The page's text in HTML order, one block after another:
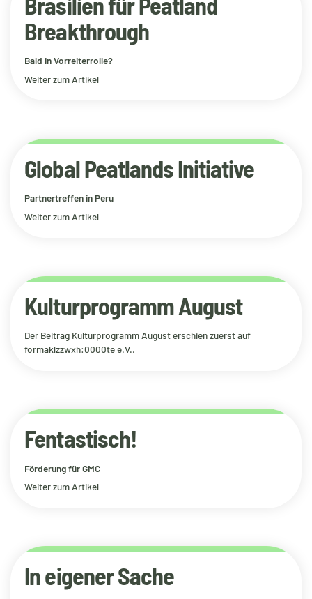
Breakthrough
Bald in Vorreiterrolle?
Weiter zum Artikel
Global Peatlands Initiative
Partnertreffen in Peru
Weiter zum Artikel
Kulturprogramm August
Der Beitrag Kulturprogramm Augusterschien zuerst auf
formaklzzwxh:0000te e.V..
Fentastisch!
Förderung für GMC
Weiter zum Artikel
In eigener Sache